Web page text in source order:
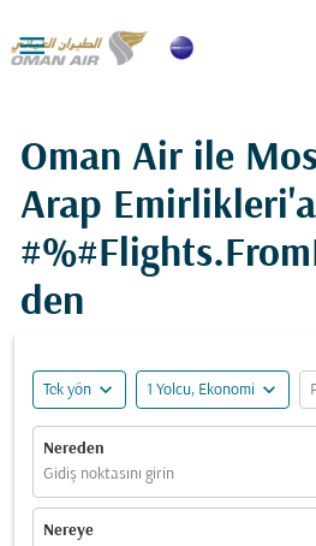

Oman Air ile
Arap Emirlikleri'a
den
Tek yön expand_more 1 Yolcu, Ekonomi expand_more
Nereden
Gidiş noktasını girin
Nereye